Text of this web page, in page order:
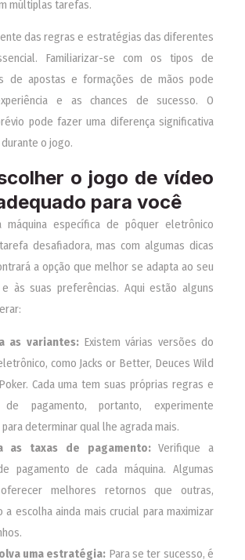
múltiplas tarefas.
das regras e estratégias das diferentes
Familiarizar-se com os tipos de
de apostas e formações de mãos pode
e as chances de sucesso. O
pode fazer uma diferença significativa
o jogo.
o jogo de vídeo
para você
máquina específica de pôquer eletrônico
desafiadora, mas com algumas dicas
a opção que melhor se adapta ao seu
às suas preferências. Aqui estão alguns
as variantes:Existem várias versões do
como Jacks or Better, Deuces Wild
Cada uma tem suas próprias regras e
de pagamento, portanto, experimente
determinar qual lhe agrada mais.
as taxas de pagamento:Verifique a
pagamento de cada máquina. Algumas
melhores retornos que outras,
a escolha ainda mais crucial para maximizar
uma estratégia: Para se ter sucesso, é